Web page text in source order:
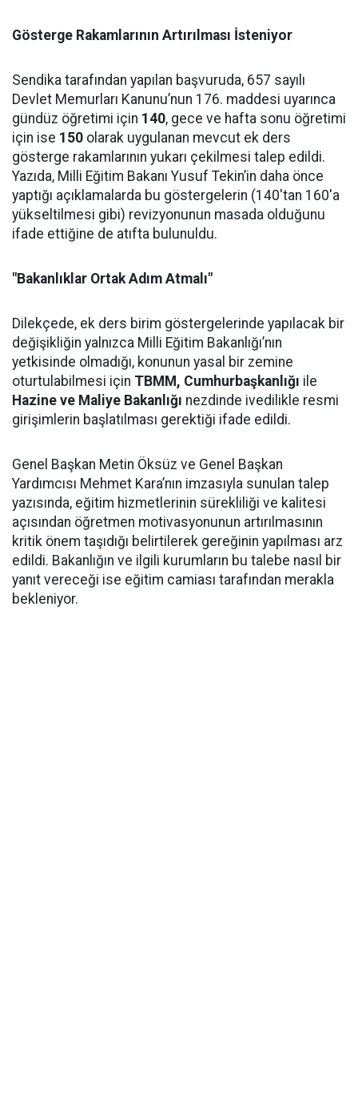
Gösterge Rakamlarının Artırılması İsteniyor
Sendika tarafından yapılan başvuruda, 657 sayılı
Devlet Memurları Kanunu’nun 176. maddesi uyarınca
gündüz öğretimi için 140, gece ve hafta sonu öğretimi
için ise 150 olarak uygulanan mevcut ek ders
gösterge rakamlarının yukarı çekilmesi talep edildi.
Yazıda, Milli Eğitim Bakanı Yusuf Tekin’in daha önce
yaptığı açıklamalarda bu göstergelerin (140'tan 160'a
yükseltilmesi gibi) revizyonunun masada olduğunu
ifade ettiğine de atıfta bulunuldu.
"Bakanlıklar Ortak Adım Atmalı"
Dilekçede, ek ders birim göstergelerinde yapılacak bir
değişikliğin yalnızca Milli Eğitim Bakanlığı’nın
yetkisinde olmadığı, konunun yasal bir zemine
oturtulabilmesi için TBMM, Cumhurbaşkanlığı ile
Hazine ve Maliye Bakanlığı nezdinde ivedilikle resmi
girişimlerin başlatılması gerektiği ifade edildi.
Genel Başkan Metin Öksüz ve Genel Başkan
Yardımcısı Mehmet Kara’nın imzasıyla sunulan talep
yazısında, eğitim hizmetlerinin sürekliliği ve kalitesi
açısından öğretmen motivasyonunun artırılmasının
kritik önem taşıdığı belirtilerek gereğinin yapılması arz
edildi. Bakanlığın ve ilgili kurumların bu talebe nasıl bir
yanıt vereceği ise eğitim camiası tarafından merakla
bekleniyor.